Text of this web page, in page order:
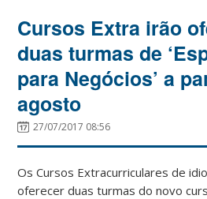
Cursos Extra irão
duas turmas de
para Negócios’ a
agosto
27/07/2017 08:56
Os Cursos Extracurriculares de
oferecer duas turmas do novo